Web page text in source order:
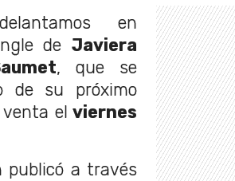
en
deJaviera
, que se
de su próximo
el viernes
publicó a través